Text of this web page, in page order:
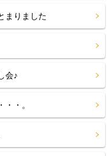
まりました
会♪
・。